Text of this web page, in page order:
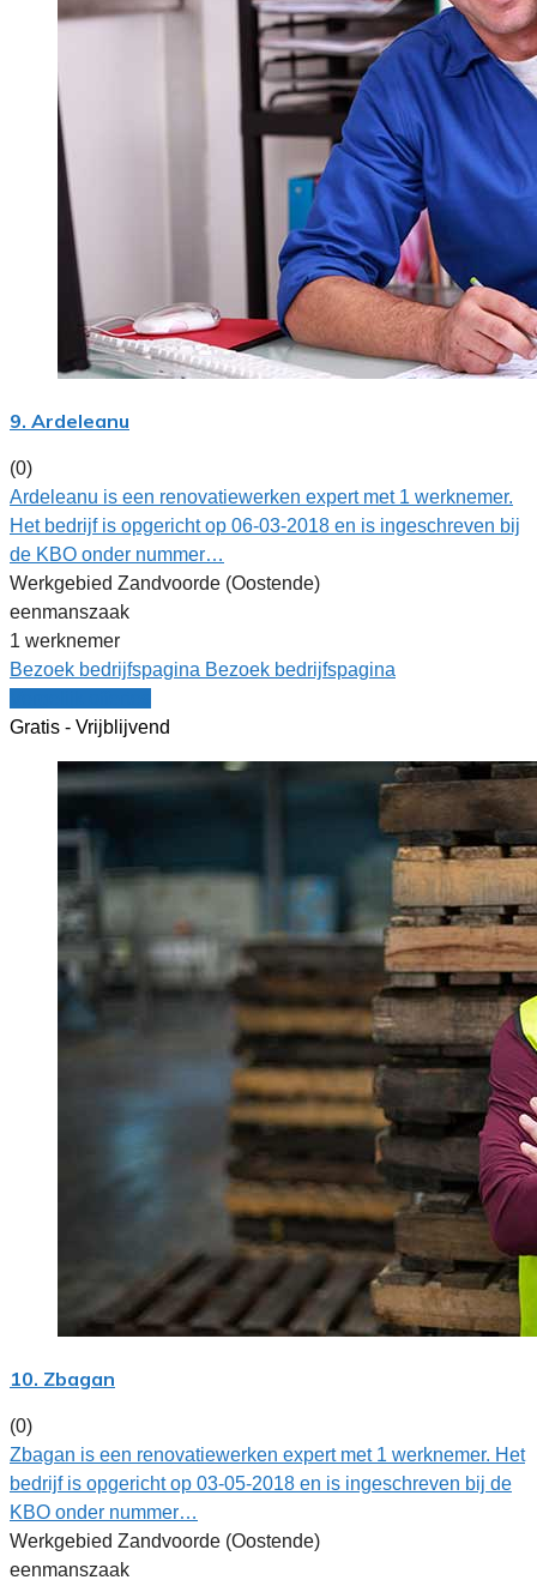
9. Ardeleanu
(0)
Ardeleanu is een renovatiewerken expert met 1 werknemer.
Het bedrijf is opgericht op 06-03-2018 en is ingeschreven bij
de KBO onder nummer…
Werkgebied Zandvoorde (Oostende)
eenmanszaak
1 werknemer
Bezoek bedrijfspagina Bezoek bedrijfspagina
Gratis - Vrijblijvend
10. Zbagan
(0)
Zbagan is een renovatiewerken expert met 1 werknemer. Het
bedrijf is opgericht op 03-05-2018 en is ingeschreven bij de
KBO onder nummer…
Werkgebied Zandvoorde (Oostende)
eenmanszaak